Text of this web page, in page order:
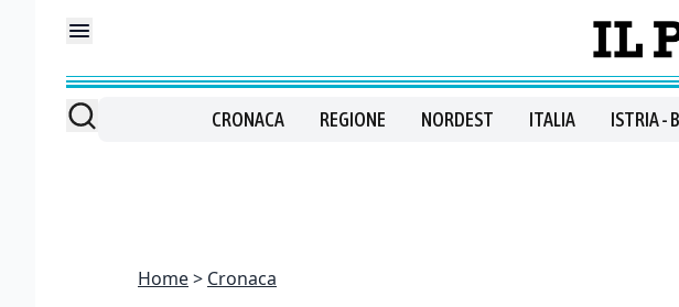
CRONACA REGIONE NORDEST ITALIA ISTRIA -
Home Cronaca